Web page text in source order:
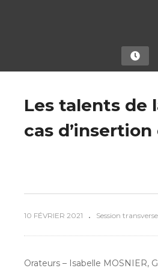
Les talents de
cas
10 FÉVRIER 2021 Session transverse
Orateurs – Isabelle MOSNIER,